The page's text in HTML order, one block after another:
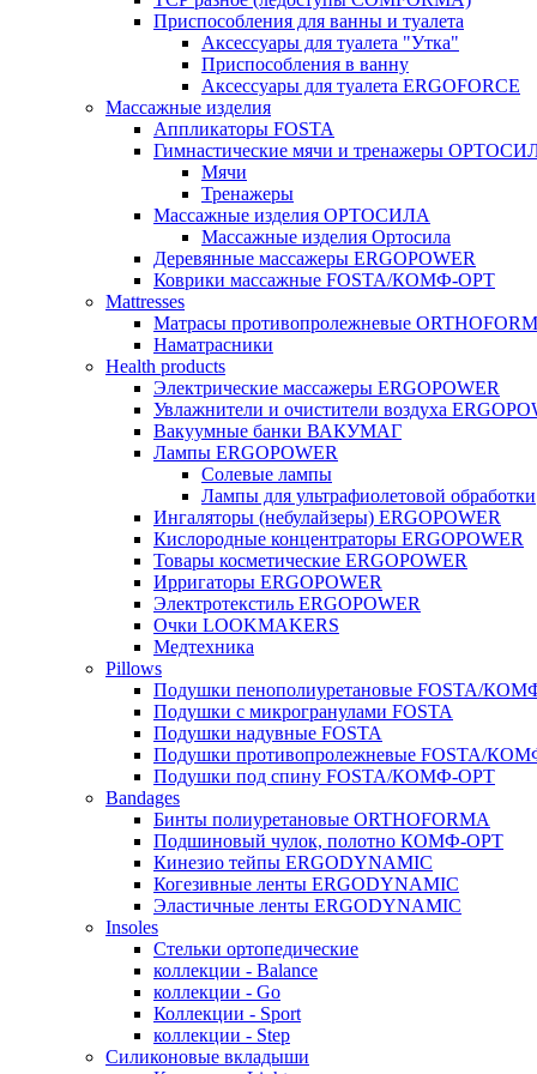
Приспособления для ванны и туалета
Аксессуары для туалета "Утка"
Приспособления в ванну
Аксессуары для туалета ERGOFORCE
Массажные изделия
Аппликаторы FOSTA
Гимнастические мячи и тренажеры
Мячи
Тренажеры
Массажные изделия ОРТОСИЛА
Массажные изделия Ортосила
Деревянные массажеры ERGOPOWER
Коврики массажные FOSTA/КОМФ-ОРТ
Мattresses
Матрасы противопролежневые
Наматрасники
Health products
Электрические массажеры ERGOPOWER
Увлажнители и очистители воздуха
Вакуумные банки ВАКУМАГ
Лампы ERGOPOWER
Солевые лампы
Лампы для ультрафиолетовой обработки
Ингаляторы (небулайзеры) ERGOPOWER
Кислородные концентраторы ERGOPOWER
Товары косметические ERGOPOWER
Ирригаторы ERGOPOWER
Электротекстиль ERGOPOWER
Очки LOOKMAKERS
Медтехника
Pillows
Подушки пенополиуретановые FOSTA/
Подушки с микрогранулами FOSTA
Подушки надувные FOSTA
Подушки противопролежневые FOSTA/
Подушки под спину FOSTA/КОМФ-ОРТ
Bandages
Бинты полиуретановые ORTHOFORMA
Подшиновый чулок, полотно КОМФ-ОРТ
Кинезио тейпы ERGODYNAMIC
Когезивные ленты ERGODYNAMIC
Эластичные ленты ERGODYNAMIC
Insoles
Стельки ортопедические
коллекции - Balance
коллекции - Go
Коллекции - Sport
коллекции - Step
Силиконовые вкладыши